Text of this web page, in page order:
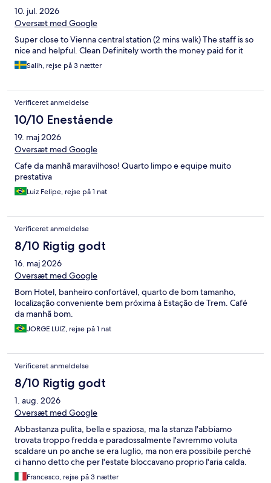
10. jul. 2026
Oversæt med Google
Super close to Vienna central station (2 mins walk) The staff is so
nice and helpful. Clean Definitely worth the money paid for it
Salih, rejse på 3 nætter
Verificeret anmeldelse
10/10 Enestående
19. maj 2026
Oversæt med Google
Cafe da manhã maravilhoso! Quarto limpo e equipe muito
prestativa
Luiz Felipe, rejse på 1 nat
Verificeret anmeldelse
8/10 Rigtig godt
16. maj 2026
Oversæt med Google
Bom Hotel, banheiro confortável, quarto de bom tamanho,
localização conveniente bem próxima à Estação de Trem. Café
da manhã bom.
JORGE LUIZ, rejse på 1 nat
Verificeret anmeldelse
8/10 Rigtig godt
1. aug. 2026
Oversæt med Google
Abbastanza pulita, bella e spaziosa, ma la stanza l'abbiamo
trovata troppo fredda e paradossalmente l'avremmo voluta
scaldare un po anche se era luglio, ma non era possibile perché
ci hanno detto che per l'estate bloccavano proprio l'aria calda.
Francesco, rejse på 3 nætter